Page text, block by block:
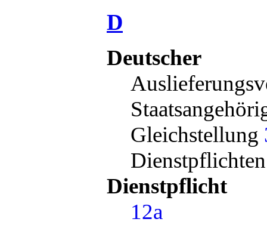
D
Deutscher
Gleichstellung
Dienstpflicht
12a